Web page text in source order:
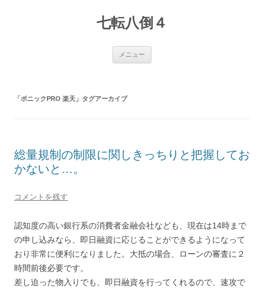
七転八倒４
メニュー
「ボニックPRO 楽天 」タグアーカイブ
総量規制の制限に関しきっちりと把握してお
かないと…。
コメントを残す
認知度の高い銀行系の消費者金融会社なども、現在は14時まで
の申し込みなら、即日融資に応じることができるようになって
おり非常に便利になりました。大抵の場合、ローンの審査に２
時間前後必要です。
差し迫った物入りでも、即日融資を行ってくれるので、速攻で